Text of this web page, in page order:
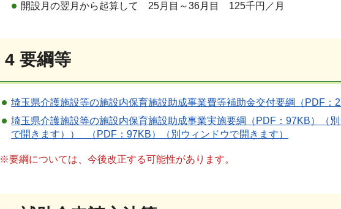
開設月の翌月から起算して 25月目～36月目 125千円／月
4 要綱等
埼玉県介護施設等の施設内保育施設助成事業費等補助金交付要綱（PDF：
埼玉県介護施設等の施設内保育施設助成事業実施要綱（PDF：97KB）（
で開きます）） （PDF：97KB）（別ウィンドウで開きます）
※要綱については、今後改正する可能性があります。